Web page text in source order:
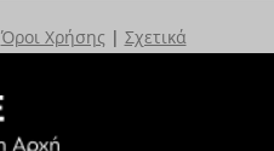
Όροι Χρήσης | Σχετικά